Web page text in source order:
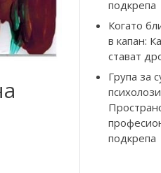
подкрепа
Когато
в капан:
стават
Група за
подкрепа